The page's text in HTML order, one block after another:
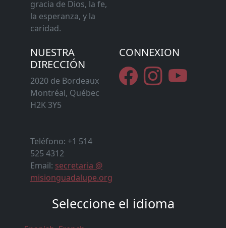
gracia de Dios, la fe,
la esperanza, y la
caridad.
NUESTRA
DIRECCIÓN
2020 de Bordeaux
Montréal, Québec
H2K 3Y5
Teléfono: +1 514
525 4312
Email: secretaria @
misionguadalupe.org
CONNEXION
Seleccione el idioma